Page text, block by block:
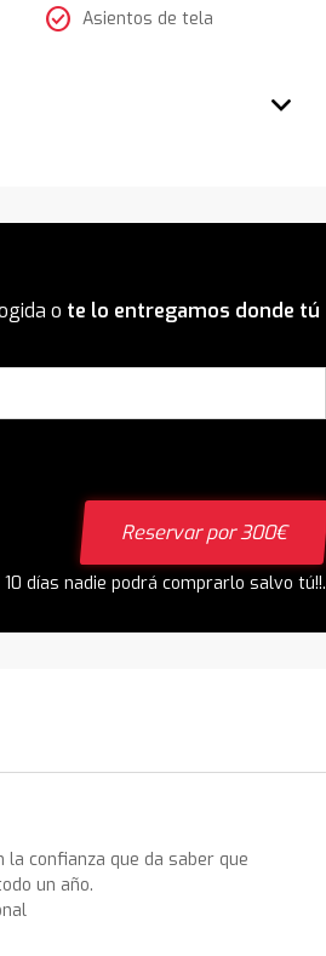
check_circle Asientos de tela
o te lo entregamos donde tú
Reservar por 300€
días nadie podrá comprarlo salvo tú!!.
la confianza que da saber que
un año.